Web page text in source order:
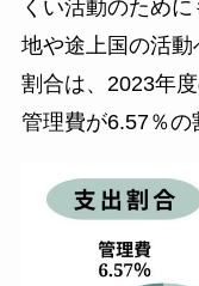
くい活動のため
地や途上国の活
割合は、2023年
管理費が6.57％の